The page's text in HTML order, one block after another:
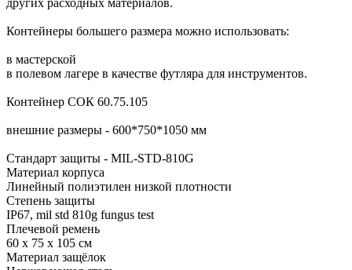
Контейнеры большего размера можно использовать:
в мастерской
в полевом лагере в качестве футляра для инструментов.
Контейнер СОК 60.75.105
внешние размеры - 600*750*1050 мм
Стандарт защиты - MIL-STD-810G
Материал корпуса
Линейный полиэтилен низкой плотности
Степень защиты
IP67, mil std 810g fungus test
Плечевой ремень
60 x 75 x 105 см
Материал защёлок